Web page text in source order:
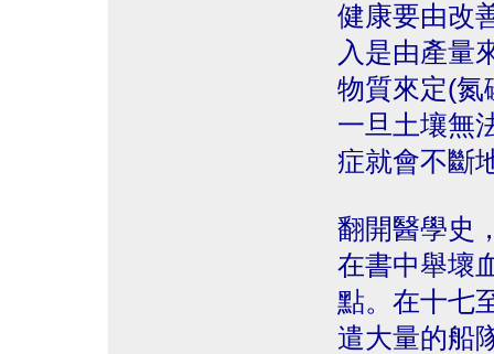
健康要由改
入是由產量
物質來定(氮
一旦土壤無
症就會不斷
翻開醫學史
在書中舉壞
點。在十七
遣大量的船